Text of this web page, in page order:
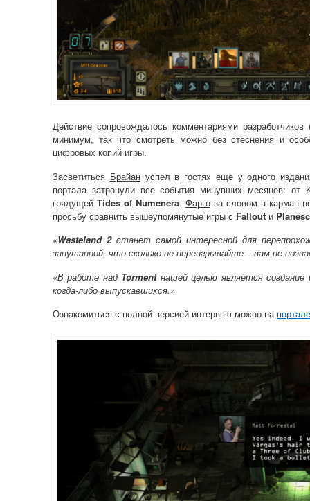
Действие сопровождалось комментариями
минимум, так что смотреть можно без стеснения и
цифровых копий игры.
Засветиться Брайануспел в гостях еще у одного
портала затронули все события минувших месяцев: от
грядущей Tides of Numenera. Фаргоза словом в карман
просьбу сравнить вышеупомянутые игры с Fallout и
«Wasteland 2станет самой интересной для
запутанной, что сколько не переигрывайте – вам не
«В работе над Tormentнашей целью является создание
когда-либо выпускавшихся.»
Ознакомиться с полной версией интервью можно на